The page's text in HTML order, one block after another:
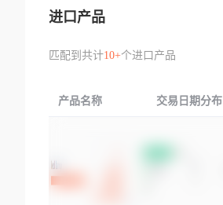
进口产品
匹配到共计10+个进口产品
产品名称 交易日期分布